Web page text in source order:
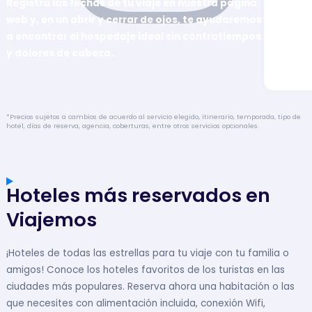
Registra las fechas de tu viaje en nuestra página
web y, en un abrir y cerrar de ojos, te ayudaremos
*Precios sujetos a cambios de acuerdo al servicio elegido, itinerario, temporada, tipo de
hotel, días de reserva, agencia, coberturas, entre otros servicios opcionales.
Hoteles más reservados en
Viajemos
¡Hoteles de todas las estrellas para tu viaje con tu familia o
amigos! Conoce los hoteles favoritos de los turistas en las
ciudades más populares. Reserva ahora una habitación o las
que necesites con alimentación incluida, conexión Wifi,